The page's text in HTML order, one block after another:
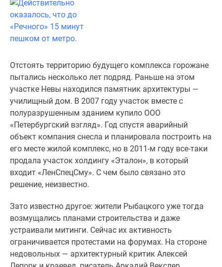
Отстоять территорию будущего комплекса горожане
пытались несколько лет подряд. Раньше на этом
участке Невы находился памятник архитектуры —
училищный дом. В 2007 году участок вместе с
полуразрушенным зданием купило ООО
«Петербургский взгляд». Год спустя аварийный
объект компания снесла и планировала построить на
его месте жилой комплекс, но в 2011-м году все-таки
продала участок холдингу «Эталон», в который
входит «ЛенСпецСму». С чем было связано это
решение, неизвестно.
Зато известно другое: жители Рыбацкого уже тогда
возмущались планами строительства и даже
устраивали митинги. Сейчас их активность
ограничивается протестами на форумах. На стороне
недовольных — архитектурный критик Алексей